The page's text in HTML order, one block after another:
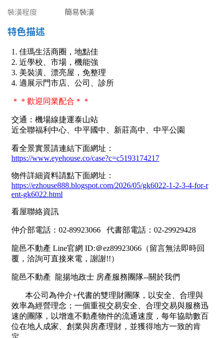
彰化縣
雲林縣
嘉義市
嘉義縣
台南市
高雄市
澎湖縣
屏東縣
台東縣
金門連江
坪數
不拘
20~30 坪
40~50 坪
60~70 坪 70~80 坪
80坪以上
~
樓層
不拘
地下室
1樓
5~10樓 11~20樓
裝潢程度
簡易裝潢
特色描述